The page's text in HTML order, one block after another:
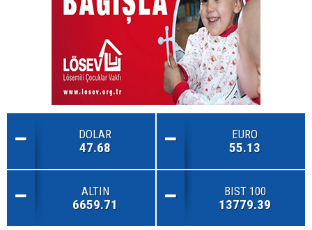
DOLAR
47.68
EURO
55.13
ALTIN
6659.71
BIST 100
13779.39